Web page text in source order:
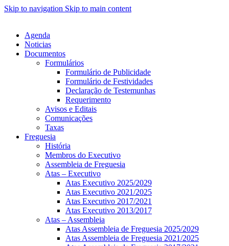
Skip to navigation Skip to main content
Agenda
Noticias
Documentos
Formulários
Formulário de Publicidade
Formulário de Festividades
Declaração de Testemunhas
Requerimento
Avisos e Editais
Comunicações
Taxas
Freguesia
História
Membros do Executivo
Assembleia de Freguesia
Atas – Executivo
Atas Executivo 2025/2029
Atas Executivo 2021/2025
Atas Executivo 2017/2021
Atas Executivo 2013/2017
Atas – Assembleia
Atas Assembleia de Freguesia 2025/2029
Atas Assembleia de Freguesia 2021/2025